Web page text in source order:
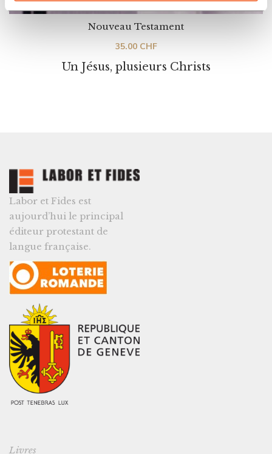
Un Jésus, plusieurs Christs
Nouveau Testament
35.00 CHF
Labor et Fides est
aujourd’hui le principal
éditeur protestant de
langue française.
Livres